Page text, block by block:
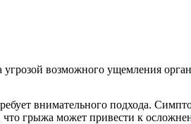
угрозой возможного ущемления
внимательного подхода.
грыжа может привести к